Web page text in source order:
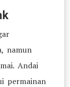
namun
Andai
permainan